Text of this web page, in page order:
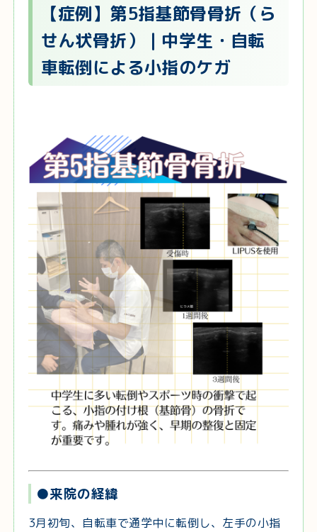
【症例】第5指基節骨骨折（ら
せん状骨折）｜中学生・自転
車転倒による小指のケガ
●来院の経緯
3月初旬、自転車で通学中に転倒し、左手の小指